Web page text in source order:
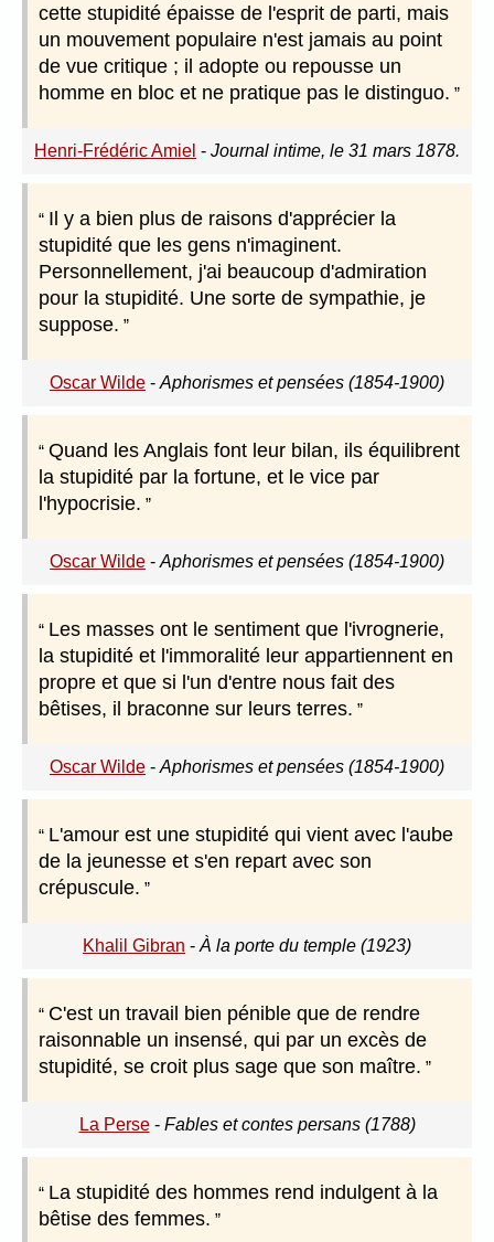
cette stupidité épaisse de l'esprit de parti, mais
un mouvement populaire n'est jamais au point
de vue critique ; il adopte ou repousse un
homme en bloc et ne pratique pas le distinguo.
Henri-Frédéric Amiel - Journal intime, le 31 mars 1878.
Il y a bien plus de raisons d'apprécier la
stupidité que les gens n'imaginent.
Personnellement, j'ai beaucoup d'admiration
pour la stupidité. Une sorte de sympathie, je
suppose.
Oscar Wilde - Aphorismes et pensées (1854-1900)
Quand les Anglais font leur bilan, ils équilibrent
la stupidité par la fortune, et le vice par
l'hypocrisie.
Oscar Wilde - Aphorismes et pensées (1854-1900)
Les masses ont le sentiment que l'ivrognerie,
la stupidité et l'immoralité leur appartiennent en
propre et que si l'un d'entre nous fait des
bêtises, il braconne sur leurs terres.
Oscar Wilde - Aphorismes et pensées (1854-1900)
L'amour est une stupidité qui vient avec l'aube
de la jeunesse et s'en repart avec son
crépuscule.
Khalil Gibran - À la porte du temple (1923)
C'est un travail bien pénible que de rendre
raisonnable un insensé, qui par un excès de
stupidité, se croit plus sage que son maître.
La Perse- Fables et contes persans (1788)
La stupidité des hommes rend indulgent à la
bêtise des femmes.